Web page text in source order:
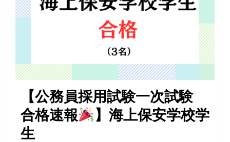
【公務員採用試験一次試験
合格速報
】海上保安学校学
生